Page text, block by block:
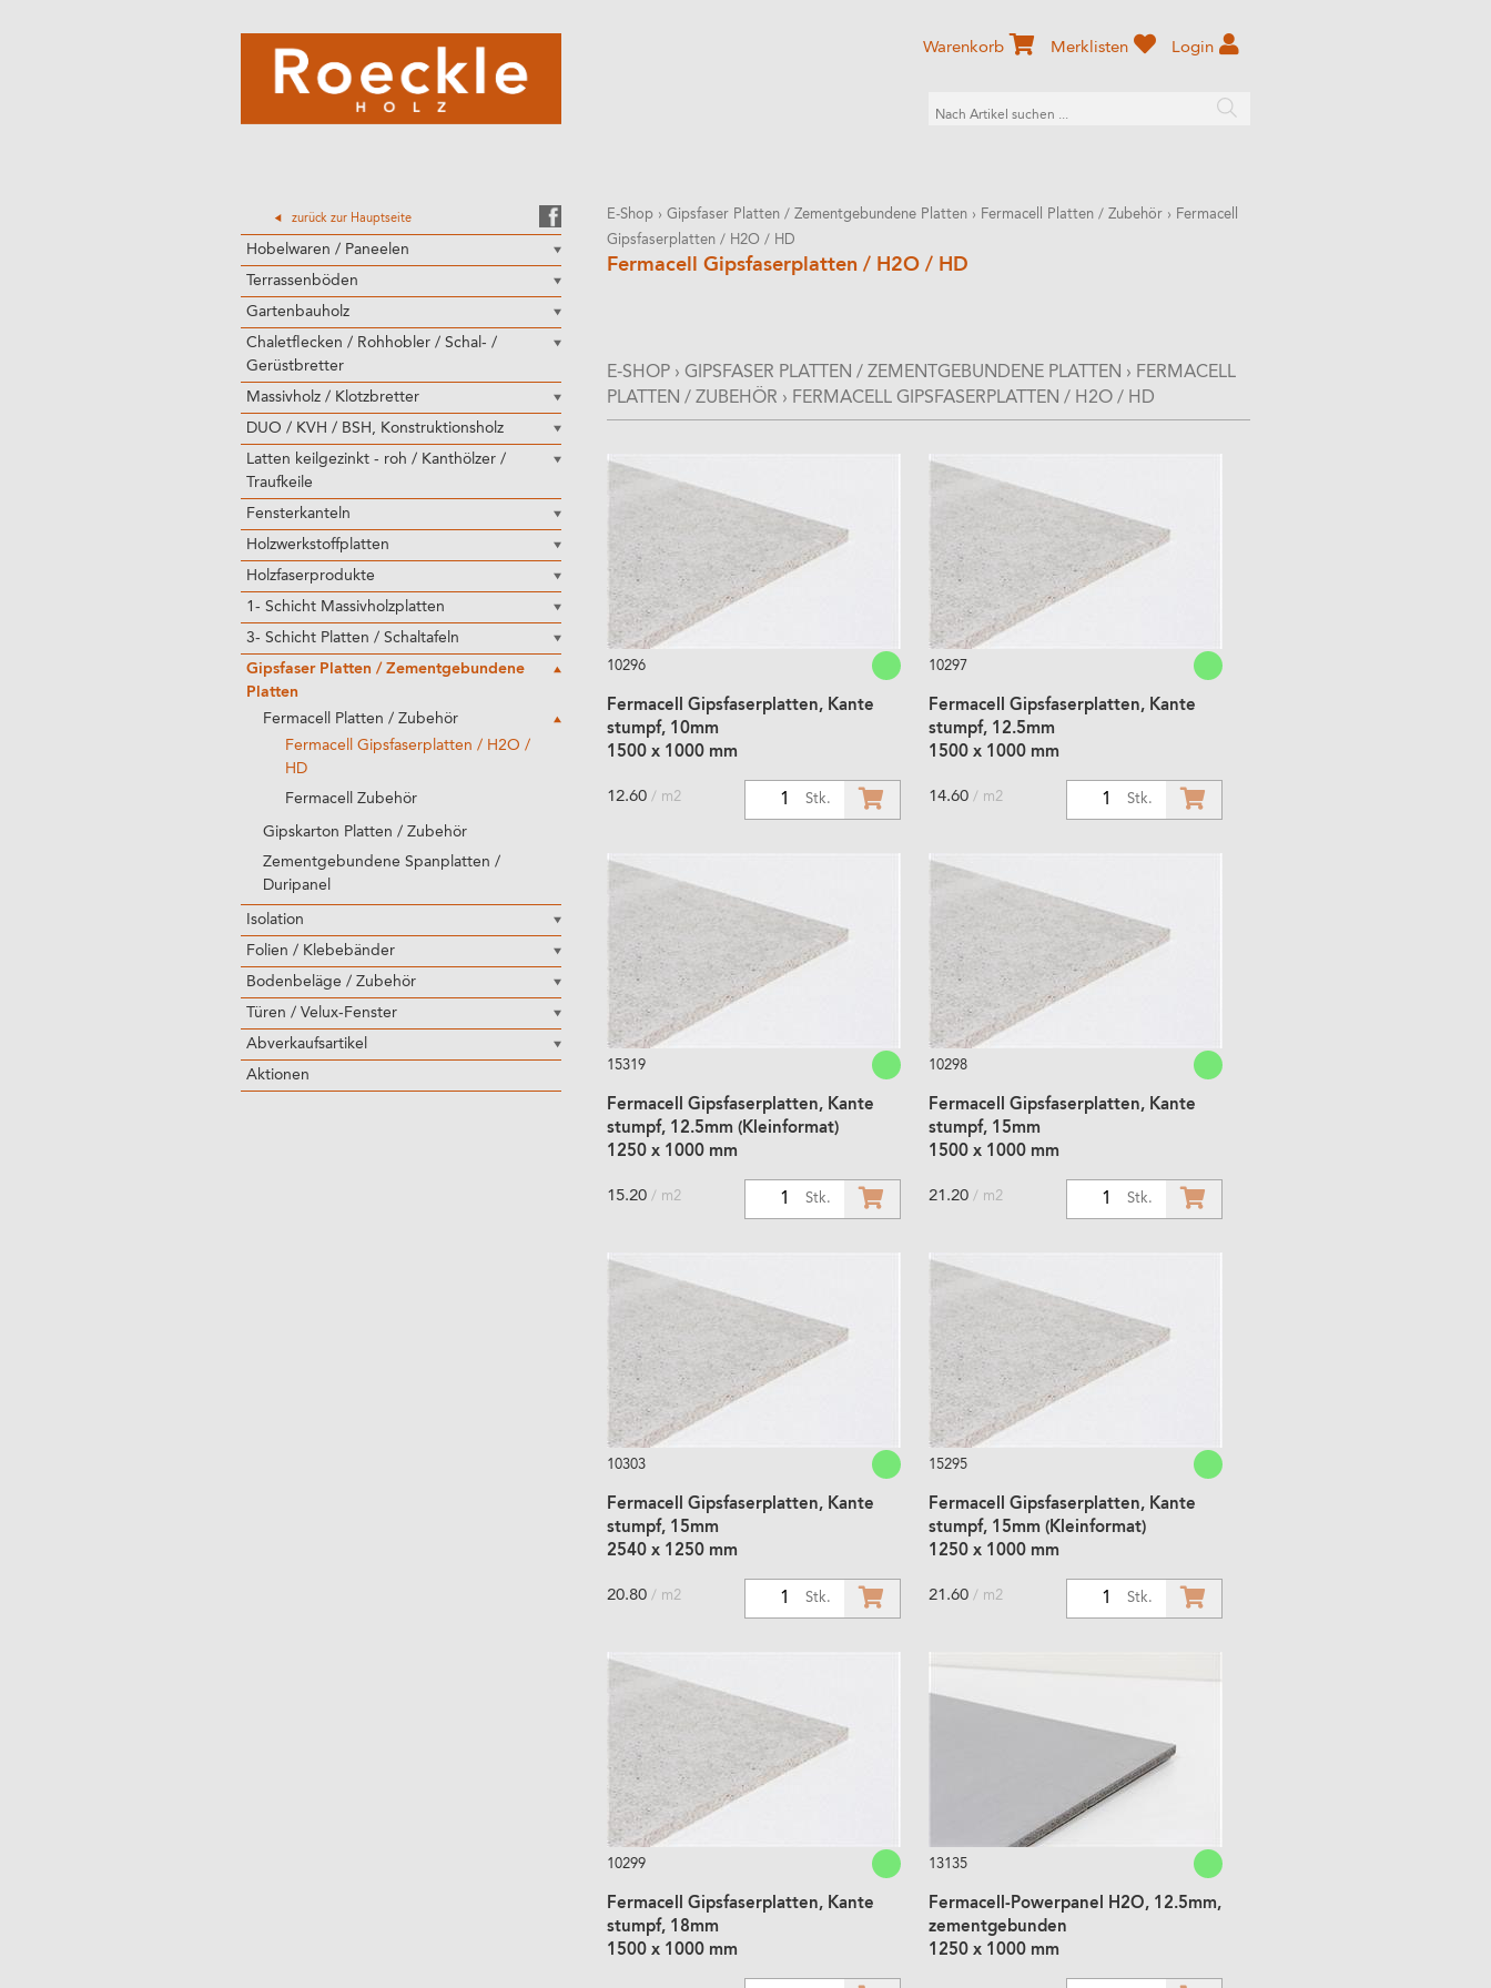
zurück zur Hauptseite
Hobelwaren / Paneelen
Terrassenböden
Gartenbauholz
Chaletflecken / Rohhobler / Schal- /
Gerüstbretter
Massivholz / Klotzbretter
DUO / KVH / BSH, Konstruktionsholz
Latten keilgezinkt - roh / Kanthölzer /
Traufkeile
Fensterkanteln
Holzwerkstoffplatten
Holzfaserprodukte
1- Schicht Massivholzplatten
3- Schicht Platten / Schaltafeln
Gipsfaser Platten / Zementgebundene
Platten
Fermacell Platten / Zubehör
Fermacell Gipsfaserplatten / H2O /
HD
Fermacell Zubehör
Gipskarton Platten / Zubehör
Zementgebundene Spanplatten /
Duripanel
Isolation
Folien / Klebebänder
Bodenbeläge / Zubehör
Türen / Velux-Fenster
Abverkaufsartikel
Aktionen
Warenkorb Merklisten Login
E-Shop › Gipsfaser Platten / Zementgebundene Platten › Fermacell Platten / Zubehör › Fermacell
Gipsfaserplatten / H2O / HD
Fermacell Gipsfaserplatten / H2O / HD
E-SHOP › GIPSFASER PLATTEN / ZEMENTGEBUNDENE PLATTEN › FERMACELL
PLATTEN / ZUBEHÖR › FERMACELL GIPSFASERPLATTEN / H2O / HD
10296
Fermacell Gipsfaserplatten, Kante
stumpf, 10mm
1500 x 1000 mm
Stk.
12.60 / m2
10297
Fermacell Gipsfaserplatten, Kante
stumpf, 12.5mm
1500 x 1000 mm
Stk.
14.60 / m2
15319
Fermacell Gipsfaserplatten, Kante
stumpf, 12.5mm (Kleinformat)
1250 x 1000 mm
Stk.
15.20 / m2
10298
Fermacell Gipsfaserplatten, Kante
stumpf, 15mm
1500 x 1000 mm
Stk.
21.20 / m2
10303
Fermacell Gipsfaserplatten, Kante
stumpf, 15mm
2540 x 1250 mm
Stk.
20.80 / m2
15295
Fermacell Gipsfaserplatten, Kante
stumpf, 15mm (Kleinformat)
1250 x 1000 mm
Stk.
21.60 / m2
10299
Fermacell Gipsfaserplatten, Kante
stumpf, 18mm
1500 x 1000 mm
13135
Fermacell-Powerpanel H2O, 12.5mm,
zementgebunden
1250 x 1000 mm